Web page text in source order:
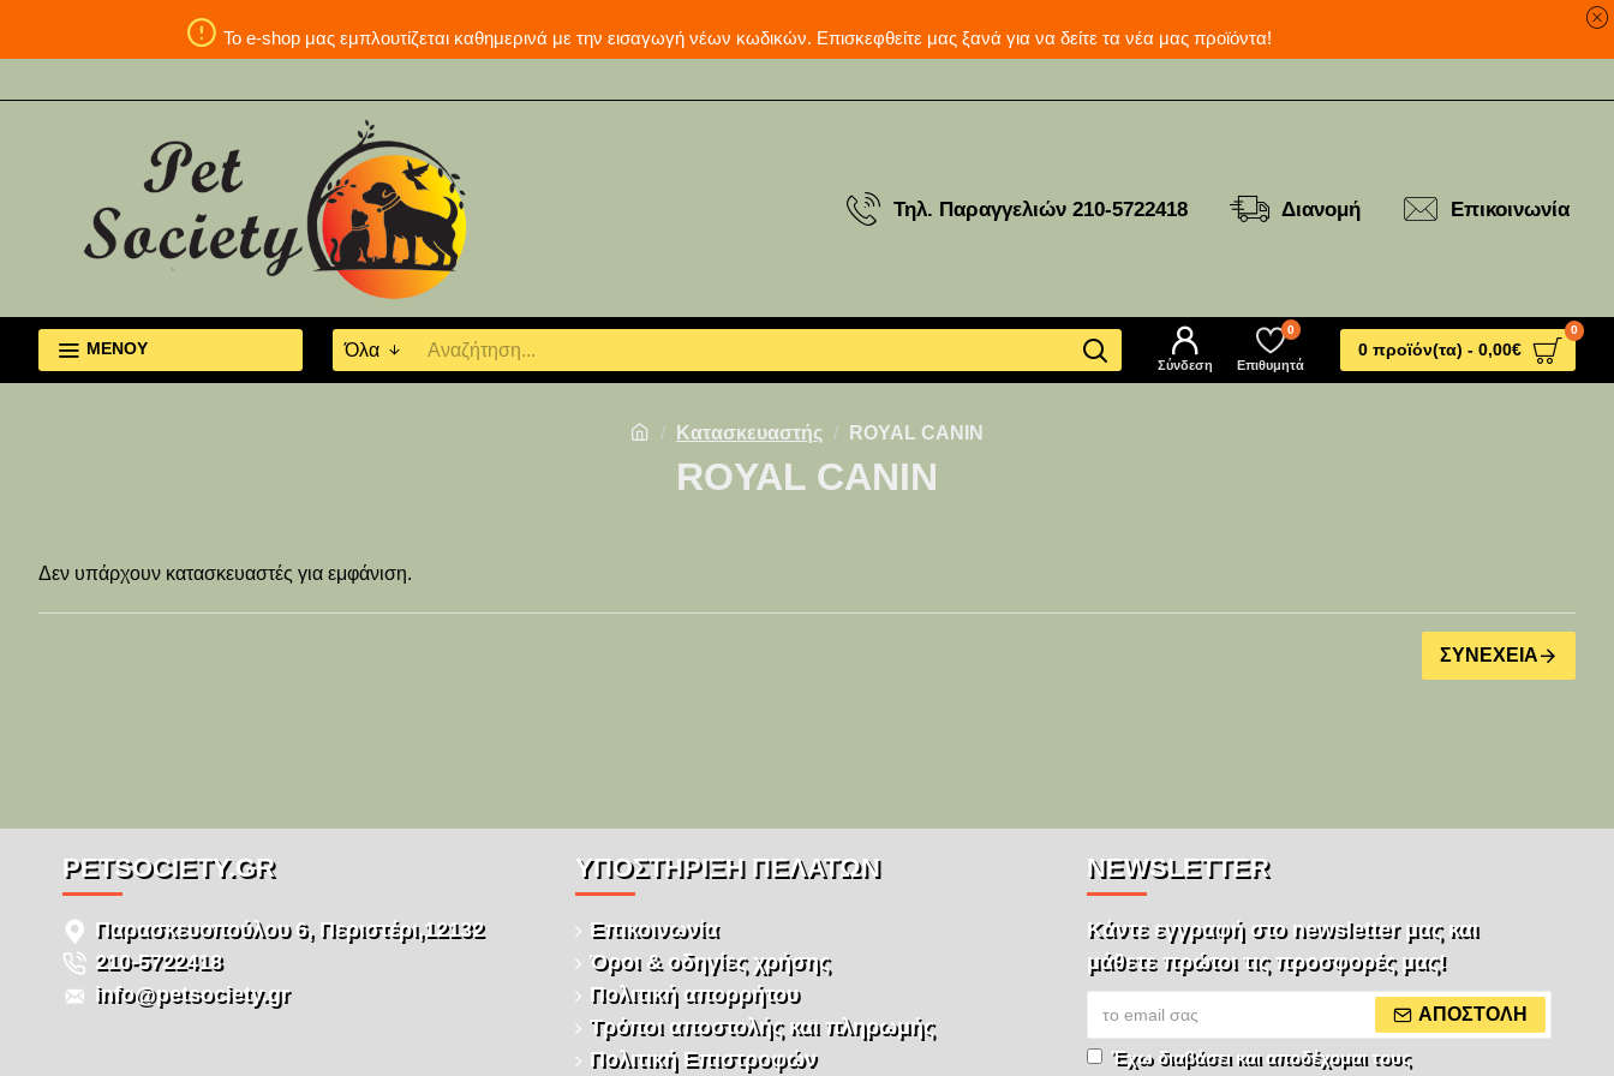
Το e-shop μας εμπλουτίζεται καθημερινά με την εισαγωγή νέων κωδικών. Επισκεφθείτε μας ξανά για να δείτε τα νέα μας προϊόντα!
Τηλ. Παραγγελιών 210-5722418 Διανομή Επικοινωνία
ΜΕΝΟΥ Όλα
Σύνδεση Επιθυμητά
0
0 προϊόν(τα) - 0,00€
0
Κατασκευαστής ROYAL CANIN
ROYAL CANIN
Δεν υπάρχουν κατασκευαστές για εμφάνιση.
ΣΥΝΈΧΕΙΑ
PETSOCIETY.GR
Παρασκευοπούλου 6, Περιστέρι,12132
210-5722418
info@petsociety.gr
ΥΠΌΣΤΉΡΙΞΗ ΠΕΛΑΤΏΝ
Επικοινωνία
Όροι & οδηγίες χρήσης
Πολιτική απορρήτου
Τρόποι αποστολής και πληρωμής
Πολιτική Επιστροφών
NEWSLETTER
Κάντε εγγραφή στο newsletter μας και
μάθετε πρώτοι τις προσφορές μας!
ΑΠΟΣΤΟΛΉ
Έχω διαβάσει και αποδέχομαι τους